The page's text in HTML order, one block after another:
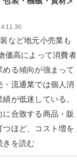
など地元小売業も
高によって消費者
る傾向が強まって
・流通業では個人消
が低迷している。
合致する商品・販
ほど、コスト増を
を読む